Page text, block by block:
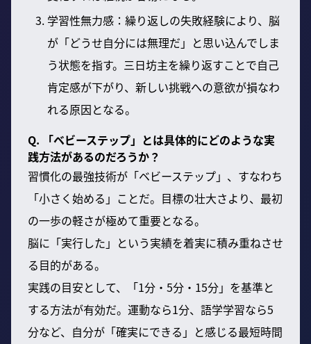
学習性無力感：繰り返しの失敗経験により、脳
が「どうせ自分には無理だ」と思い込んでしま
う状態を指す。三日坊主を繰り返すことで自己
肯定感が下がり、新しい挑戦への意欲が損なわ
れる原因となる。
Q. 「ベビーステップ」とは具体的にどのような実
践方法があるのだろうか？
習慣化の最強技術が「ベビーステップ」、すなわち
「小さく始める」ことだ。目標の壮大さより、最初
の一歩の軽さが極めて重要となる。
脳に「実行した」という実績を着実に積み重ねさせ
る目的がある。
実践の目安として、「1分・5分・15分」を基準と
する方法が有効だ。運動なら1分、語学学習なら5
分など、自分が「確実にできる」と感じる最短時間